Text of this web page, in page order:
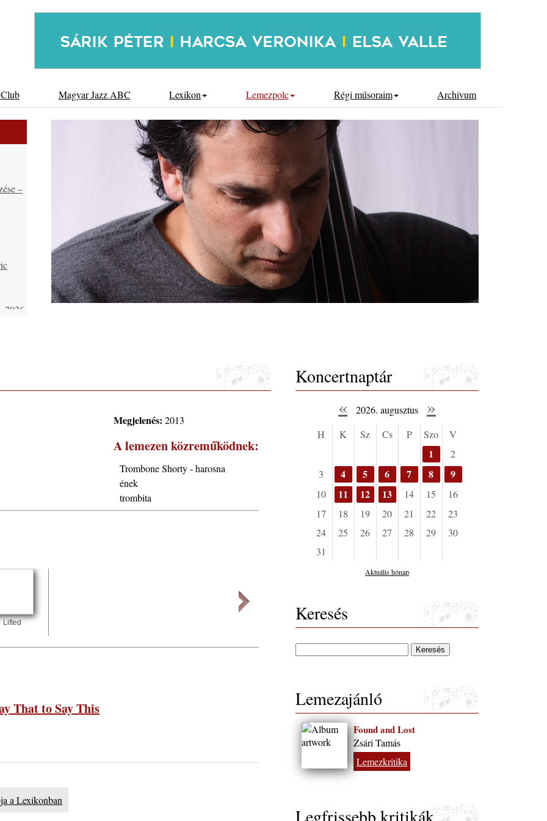
Magyar Jazz ABC Lexikon Lemezpolc Régi műsoraim Archívum
–
109.
Megjelenés: 2013
A lemezen közreműködnek:
Trombone Shorty - harosna
ének
trombita
Lifted
That to Say This
a Lexikonban
Koncertnaptár
« 2026. augusztus »
H K Sz Cs P Szo V
1
2
3
4 5 6 7 8 9
10 11 12 13 14 15
16
17
18 19 20 21 22
23
24
25 26 27 28 29
30
31
Aktuális hónap
Keresés
Lemezajánló
Found and Lost
Zsári Tamás
Lemezkritika
Legfrissebb kritikák